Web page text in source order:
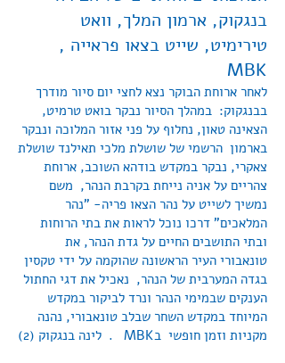
בנגקוק, ארמון המלך, וואט
טירימיט, שייט בצאו פראייה ,
MBK
לאחר ארוחת הבוקר נצא לחצי יום סיור מודרך
בבנגקוק: במהלך הסיור נבקר בואט טרמיט,
הצאינה טאון, נחלוף על פני אזור המלוכה ונבקר
בארמון הרשמי של שושלת מלכי תאילנד שושלת
צאקרי, נבקר במקדש בודהא השוכב, ארוחת
צהריים על אניה נייחת בקרבת הנהר, משם
נמשיך לשייט על נהר הצאו פריה- "נהר
המלאכים" דרכו נוכל לראות את בתי הרוחות
ובתי התושבים החיים על גדת הנהר, את
טונאבורי העיר הראשונה שהוקמה על ידי טקסין
בגדה המערבית של הנהר, נאכיל את דגי החתול
הענקים שבמימי הנהר ונרד לביקור במקדש
המיוחד במקדש השחר שבלב טונאבורי, נהנה
מקניות וזמן חופשי בMBK . לינה בנגקוק (2)